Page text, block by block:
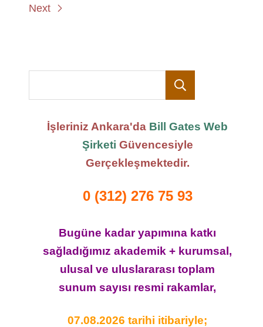
Next
İşleriniz Ankara'da Bill Gates Web
Şirketi Güvencesiyle
Gerçekleşmektedir.
0 (312) 276 75 93
Bugüne kadar yapımına katkı
sağladığımız akademik + kurumsal,
ulusal ve uluslararası toplam
sunum sayısı resmi rakamlar,
07.08.2026 tarihi itibariyle;